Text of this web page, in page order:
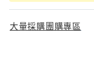
大量採購團購專區